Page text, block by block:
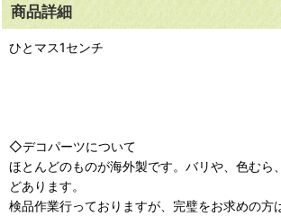
商品詳細
ひとマス1センチ
◇デコパーツについて
ほとんどのものが海外製です。バリや、色むら
どあります。
検品作業行っておりますが、完璧をお求めの方